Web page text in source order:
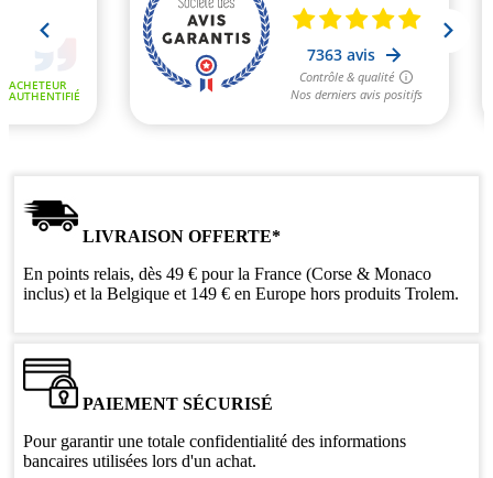
LIVRAISON OFFERTE*
En points relais, dès 49 € pour la France (Corse & Monaco
inclus) et la Belgique et 149 € en Europe hors produits Trolem.
PAIEMENT SÉCURISÉ
Pour garantir une totale confidentialité des informations
bancaires utilisées lors d'un achat.